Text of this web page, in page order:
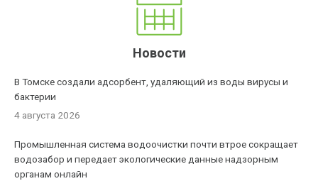
Новости
В Томске создали адсорбент, удаляющий из воды вирусы и
бактерии
4 августа 2026
Промышленная система водоочистки почти втрое сокращает
водозабор и передает экологические данные надзорным
органам онлайн